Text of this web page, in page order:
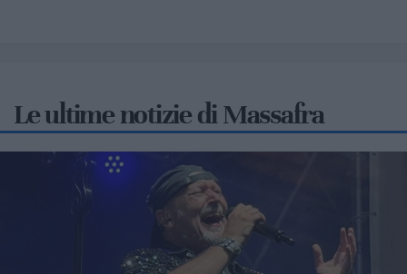
Le ultime notizie di Massafra